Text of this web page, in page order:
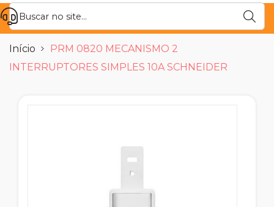
Início
PRM 0820 MECANISMO 2
INTERRUPTORES SIMPLES 10A SCHNEIDER